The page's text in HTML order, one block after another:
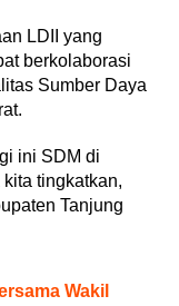
LDII yang
berkolaborasi
Sumber Daya
ini SDM di
tingkatkan,
Tanjung
Wakil